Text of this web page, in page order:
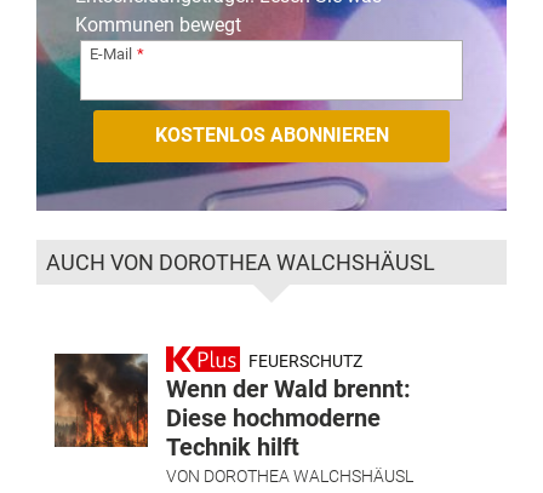
Kommunen bewegt
E-Mail
AUCH VON DOROTHEA WALCHSHÄUSL
FEUERSCHUTZ
Wenn der Wald brennt:
Diese hochmoderne
Technik hilft
VON DOROTHEA WALCHSHÄUSL